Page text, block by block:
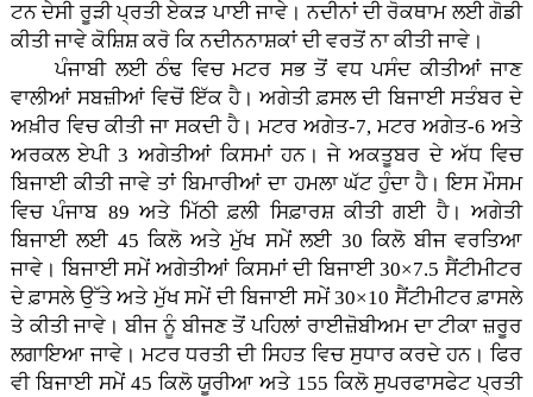
ਟਨ ਦੇਸੀ ਰੂੜੀ ਪ੍ਰਤੀ ਏਕੜ ਪਾਈ ਜਾਵੇ। ਨਦੀਨਾਂ ਦੀ ਰੋਕਥਾਮ ਲਈ ਗੋਡੀ
ਕੀਤੀ ਜਾਵੇ ਕੋਸ਼ਿਸ਼ ਕਰੋ ਕਿ ਨਦੀਨਨਾਸ਼ਕਾਂ ਦੀ ਵਰਤੋਂ ਨਾ ਕੀਤੀ ਜਾਵੇ।
ਪੰਜਾਬੀ ਲਈ ਠੰਢ ਵਿਚ ਮਟਰ ਸਭ ਤੋਂ ਵਧ ਪਸੰਦ ਕੀਤੀਆਂ ਜਾਣ
ਵਾਲੀਆਂ ਸਬਜ਼ੀਆਂ ਵਿਚੋਂ ਇੱਕ ਹੈ। ਅਗੇਤੀ ਫ਼ਸਲ ਦੀ ਬਿਜਾਈ ਸਤੰਬਰ ਦੇ
ਅਖ਼ੀਰ ਵਿਚ ਕੀਤੀ ਜਾ ਸਕਦੀ ਹੈ। ਮਟਰ ਅਗੇਤ-7, ਮਟਰ ਅਗੇਤ-6 ਅਤੇ
ਅਰਕਲ ਏਪੀ 3 ਅਗੇਤੀਆਂ ਕਿਸਮਾਂ ਹਨ। ਜੇ ਅਕਤੂਬਰ ਦੇ ਅੱਧ ਵਿਚ
ਬਿਜਾਈ ਕੀਤੀ ਜਾਵੇ ਤਾਂ ਬਿਮਾਰੀਆਂ ਦਾ ਹਮਲਾ ਘੱਟ ਹੁੰਦਾ ਹੈ। ਇਸ ਮੌਸਮ
ਵਿਚ ਪੰਜਾਬ 89 ਅਤੇ ਮਿੱਠੀ ਫ਼ਲੀ ਸਿਫ਼ਾਰਸ਼ ਕੀਤੀ ਗਈ ਹੈ। ਅਗੇਤੀ
ਬਿਜਾਈ ਲਈ 45 ਕਿਲੋ ਅਤੇ ਮੁੱਖ ਸਮੇਂ ਲਈ 30 ਕਿਲੋ ਬੀਜ ਵਰਤਿਆ
ਜਾਵੇ। ਬਿਜਾਈ ਸਮੇਂ ਅਗੇਤੀਆਂ ਕਿਸਮਾਂ ਦੀ ਬਿਜਾਈ 30×7.5 ਸੈਂਟੀਮੀਟਰ
ਦੇ ਫ਼ਾਸਲੇ ਉੱਤੇ ਅਤੇ ਮੁੱਖ ਸਮੇਂ ਦੀ ਬਿਜਾਈ ਸਮੇਂ 30×10 ਸੈਂਟੀਮੀਟਰ ਫ਼ਾਸਲੇ
ਤੇ ਕੀਤੀ ਜਾਵੇ। ਬੀਜ ਨੂੰ ਬੀਜਣ ਤੋਂ ਪਹਿਲਾਂ ਰਾਈਜ਼ੋਬੀਅਮ ਦਾ ਟੀਕਾ ਜ਼ਰੂਰ
ਲਗਾਇਆ ਜਾਵੇ। ਮਟਰ ਧਰਤੀ ਦੀ ਸਿਹਤ ਵਿਚ ਸੁਧਾਰ ਕਰਦੇ ਹਨ। ਫਿਰ
ਵੀ ਬਿਜਾਈ ਸਮੇਂ 45 ਕਿਲੋ ਯੂਰੀਆ ਅਤੇ 155 ਕਿਲੋ ਸੁਪਰਫਾਸਫੇਟ ਪ੍ਰਤੀ